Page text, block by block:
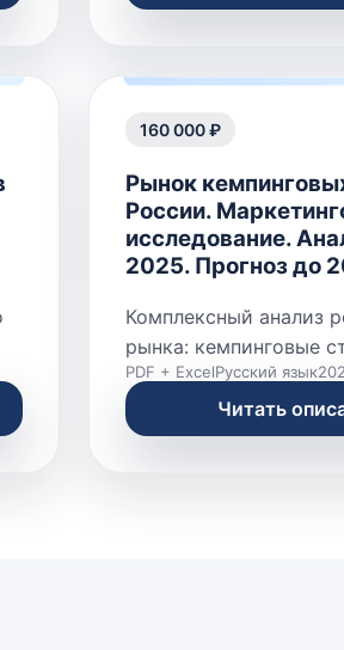
160 000 ₽
Рынок
России.
исследование.
2025. Прогноз до
Комплексный анализ
рынка: кемпинговые
PDF + ExcelРусский язык
Читать